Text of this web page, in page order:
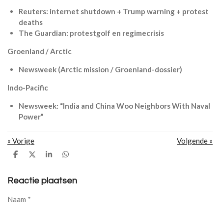
Reuters: internet shutdown + Trump warning + protest
deaths
The Guardian: protestgolf en regimecrisis
Groenland / Arctic
Newsweek (Arctic mission / Groenland-dossier)
Indo-Pacific
Newsweek: “India and China Woo Neighbors With Naval
Power”
« Vorige Volgende »
D
e
D
l
S
r
D
e
Reactie plaatsen
Naam *